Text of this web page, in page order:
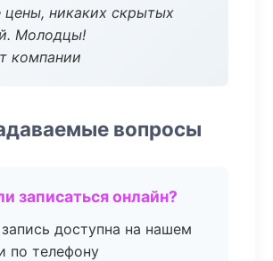
цены, никаких скрытых
Молодцы!
компании
вопросы
записаться онлайн?
доступна на нашем
по телефону